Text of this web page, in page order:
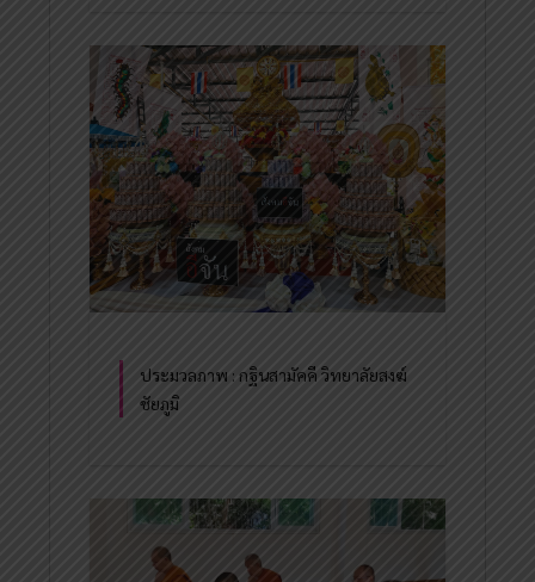
ประมวลภาพ : กฐินสามัคคี วิทยาลัยสงฆ์
ชัยภูมิ